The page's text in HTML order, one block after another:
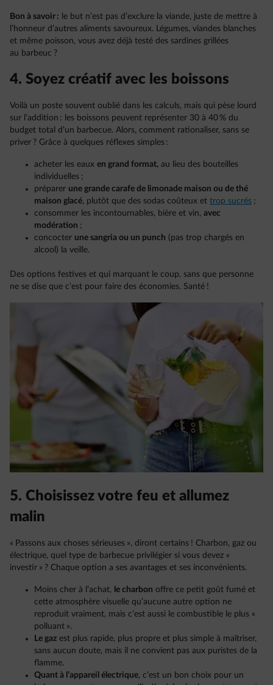
Bon à savoir : le but n’est pas d’exclure la viande, juste de mettre à
l’honneur d’autres aliments savoureux. Légumes, viandes blanches
et même poisson, vous avez déjà testé des sardines grillées
au barbeuc ?
4. Soyez créatif avec les boissons
Voilà un poste souvent oublié dans les calculs, mais qui pèse lourd
sur l’addition : les boissons peuvent représenter 30 à 40 % du
budget total d’un barbecue. Alors, comment rationaliser, sans se
priver ? Grâce à quelques réflexes simples :
acheter les eaux en grand format, au lieu des bouteilles
individuelles ;
préparer une grande carafe de limonade maison ou de thé
maison glacé, plutôt que des sodas coûteux et trop sucrés ;
consommer les incontournables, bière et vin, avec
modération ;
concocter une sangria ou un punch (pas trop chargés en
alcool) la veille.
Des options festives et qui marquant le coup, sans que personne
ne se dise que c’est pour faire des économies. Santé !
5. Choisissez votre feu et allumez
malin
« Passons aux choses sérieuses », diront certains ! Charbon, gaz ou
électrique, quel type de barbecue privilégier si vous devez «
investir » ? Chaque option a ses avantages et ses inconvénients.
Moins cher à l’achat, le charbon offre ce petit goût fumé et
cette atmosphère visuelle qu’aucune autre option ne
reproduit vraiment, mais c’est aussi le combustible le plus «
polluant ».
Le gaz est plus rapide, plus propre et plus simple à maîtriser,
sans aucun doute, mais il ne convient pas aux puristes de la
flamme.
Quant à l’appareil électrique, c’est un bon choix pour un